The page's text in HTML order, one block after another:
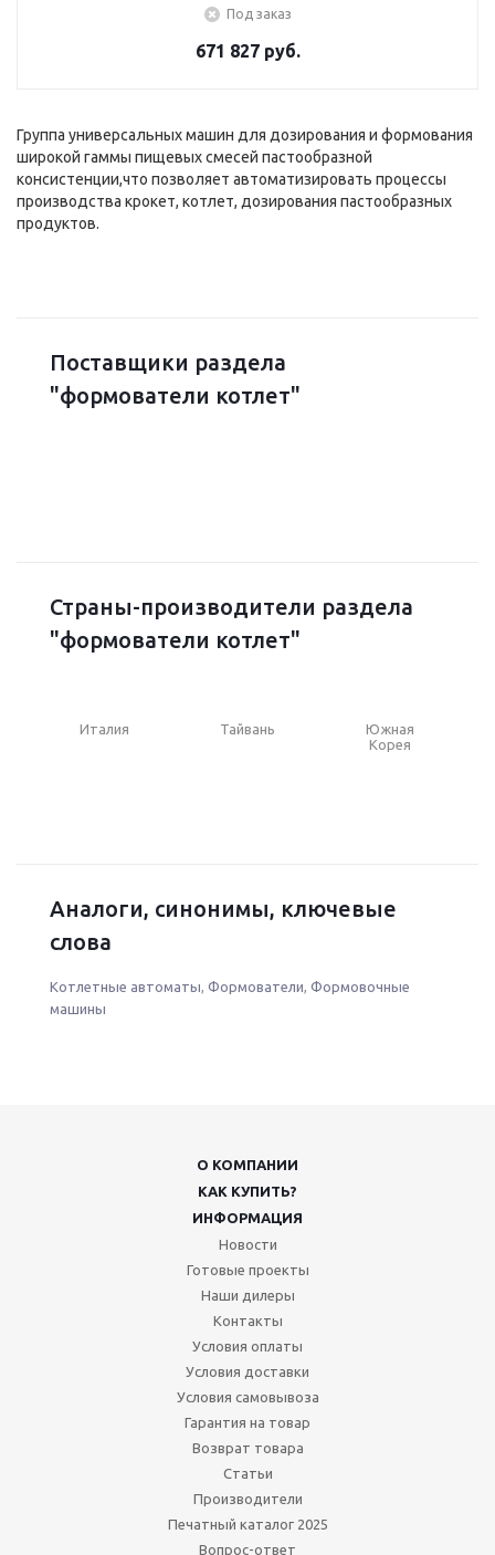
Под заказ
671 827 руб.
Группа универсальных машин для дозирования и формования
широкой гаммы пищевых смесей пастообразной
консистенции,что позволяет автоматизировать процессы
производства крокет, котлет, дозирования пастообразных
продуктов.
Поставщики раздела
"формователи котлет"
Страны-производители раздела
"формователи котлет"
Италия Тайвань
Южная
Корея
Аналоги, синонимы, ключевые
слова
Котлетные автоматы Формователи Формовочные
машины
О КОМПАНИИ
КАК КУПИТЬ?
ИНФОРМАЦИЯ
Новости
Готовые проекты
Наши дилеры
Контакты
Условия оплаты
Условия доставки
Условия самовывоза
Гарантия на товар
Возврат товара
Статьи
Производители
Печатный каталог 2025
Вопрос-ответ